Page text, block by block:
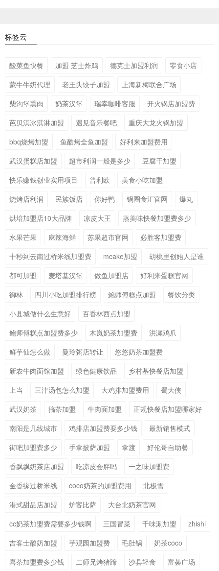
标签云
酸菜鱼快餐 加盟 芝士炸鸡 德克士加盟利润
零食小店
蒙牛牛奶代理
老王头饺子加盟
上海新梅联合广场
柴沟堡熏肉
奶茶汉堡 瑞幸咖啡客服
开火锅店加盟费
芭贝淇冰淇淋加盟
遇见音乐餐吧
重庆大龙火锅加盟
bbq烧烤加盟
鱼酷烤全鱼加盟
好利来加盟费用
武汉蛋糕店加盟
超市利润一般是多少
豆腐干加盟
快乐赚钱创业实用项目
普利欧
美食小吃加盟
烧烤店利润
民族饭店 你好鸭 锅圈食汇官网
爆丸
烘培加盟店10大品牌
凉皮大王
蒸美味快餐加盟费多少
水果芒果
麻辣海鲜 苏果超市官网
必胜客加盟费
十秒到云南过桥米线加盟费
mcake加盟
胡桃里创始人是谁
都可加盟
麦塔基汉堡 做鱼加盟店
好利来蛋糕官网
御林
四川小吃加盟排行榜 鲍师傅糕点加盟
餐饮分类
小县城做什么生意好
百香林西点加盟
鲍师傅糕点加盟费多少
木岚奶茶加盟费
洪濑鸡爪
鲜芋仙怎么做
曼玲粥店转让
悠悠奶茶加盟费
新农牛肉面馆加盟
绿色健康饮品
乡村基快餐店加盟
上当
三津汤包怎么加盟 大鸡排加盟费用
蜀大侠
武汉奶茶
搞茶加盟 牛肉面加盟
正规快餐店加盟哪家好
南阳是几线城市
鸡排店加盟费要多少钱
最新销售模式
街吧加盟费多少
手拿披萨加盟 拿渡
好伦哥自助餐
香飘飘奶茶店加盟
吃凉皮会胖吗
一之味加盟费
金香缘过桥米线
coco奶茶的加盟费用
北极雪
港式甜品店加盟
炉客比萨
大台北奶茶官网
cc奶茶加盟费需要多少钱啊
三国冒菜 千味涮加盟
zhishi
吉客士酸奶加盟
芋观园加盟费 毛肚锅
奶茶coco
喜茶加盟费多少钱
二师兄烤猪蹄 沙县轻食
富荟广场